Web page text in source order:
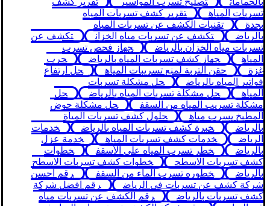
تسربات المياه
تقرير كشف تسربات المياه
بجدة
تقنيات الكشف عن تسربات المياه
بالرياض
تكشف عن تسربات مياه الخزان
تكشف عن
تسربات مياه الخزان بالرياض
جهاز فحص تسرب
المياه
جهاز كشف تسربات المياه بالرياض
حرب
غزة
حقن التربة لمنع تسريبات المياه
حل ارتفاع
فواتير المياه بالرياض
حل مشكلة تسربات
المياه
حل مشكلة تسربات المياه بالرياض
حل
مشكلة تسريب المياه من السقف
حل مشكلة حوض
المطبخ يسرب مياه
حلول كشف تسربات المياة
بالرياض
خبرة كشف تسربات المياه بالرياض
خدمات
الرياض
خدمات كشف تسربات المياه
خدمة عزل
بالرياض
خطر تسرب المياه علي الأسقف
خطوات
كشف تسربات الاسطح
خطوات كشف تسربات الاسطح
بالرياض
خطوره تسرب الماء من السقف
رقم احسن
شركة كشف عن تسربات في الرياض
رقم افضل شركة
كشف تسربات بالرياض
رقم الكشف عن تسربات مياه